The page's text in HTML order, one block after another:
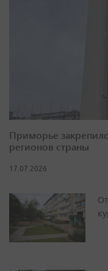
Приморье
регионов страны
17.07.2026